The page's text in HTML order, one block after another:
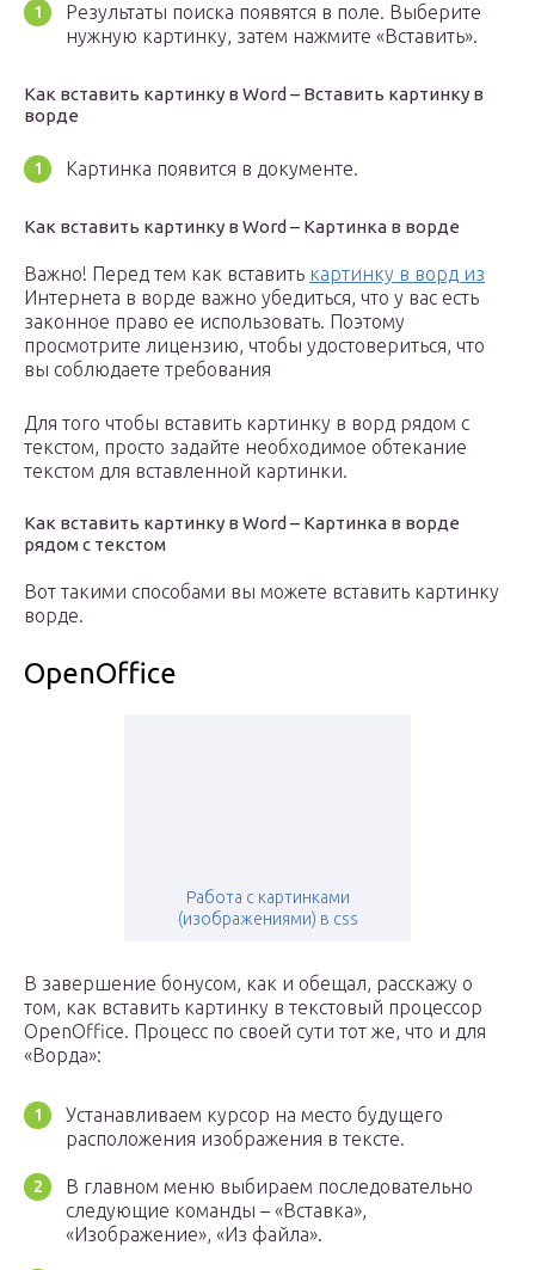
Результаты поиска появятся в поле. Выберите
нужную картинку, затем нажмите «Вставить».
Как вставить картинку в Word – Вставить картинку в
ворде
Картинка появится в документе.
Как вставить картинку в Word – Картинка в ворде
Важно! Перед тем как вставить картинку в ворд из
Интернета в ворде важно убедиться, что у вас есть
законное право ее использовать. Поэтому
просмотрите лицензию, чтобы удостовериться, что
вы соблюдаете требования
Для того чтобы вставить картинку в ворд рядом с
текстом, просто задайте необходимое обтекание
текстом для вставленной картинки.
Как вставить картинку в Word – Картинка в ворде
рядом с текстом
Вот такими способами вы можете вставить картинку
ворде.
OpenOffice
Работа с картинками
(изображениями) в css
В завершение бонусом, как и обещал, расскажу о
том, как вставить картинку в текстовый процессор
OpenOffice. Процесс по своей сути тот же, что и для
«Ворда»:
Устанавливаем курсор на место будущего
расположения изображения в тексте.
В главном меню выбираем последовательно
следующие команды – «Вставка»,
«Изображение», «Из файла».